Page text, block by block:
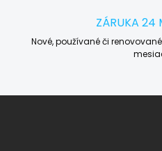
ZÁRUKA 24
Nové, používané či